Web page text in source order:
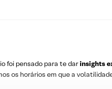
foi pensado para te darinsights
os horários em que a